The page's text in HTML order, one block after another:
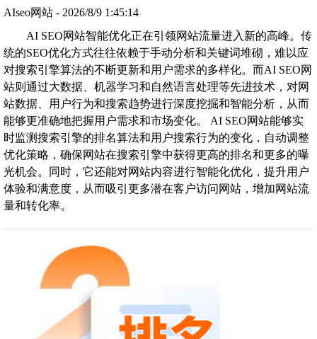
AIseo网站 - 2026/8/9 1:45:14
AI SEO网站智能优化正在引领网站流量进入新的高峰。传
统的SEO优化方式往往依赖于手动分析和关键词堆砌，难以应
对搜索引擎算法的不断更新和用户需求的多样化。而AI SEO网
站则通过大数据、机器学习和自然语言处理等先进技术，对网
站数据、用户行为和搜索趋势进行深度挖掘和智能分析，从而
能够更准确地把握用户需求和市场变化。 AI SEO网站能够实
时监测搜索引擎的排名算法和用户搜索行为的变化，自动调整
优化策略，确保网站在搜索引擎中获得更高的排名和更多的曝
光机会。同时，它还能对网站内容进行智能化优化，提升用户
体验和满意度，从而吸引更多潜在客户访问网站，增加网站流
量和转化率。